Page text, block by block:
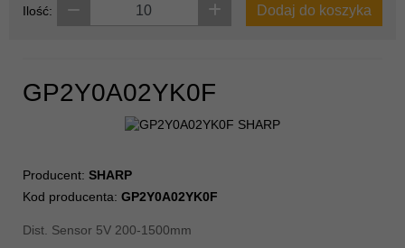
Ilość: Dodaj do koszyka
GP2Y0A02YK0F
Producent: SHARP
Kod producenta: GP2Y0A02YK0F
Dist. Sensor 5V 200-1500mm